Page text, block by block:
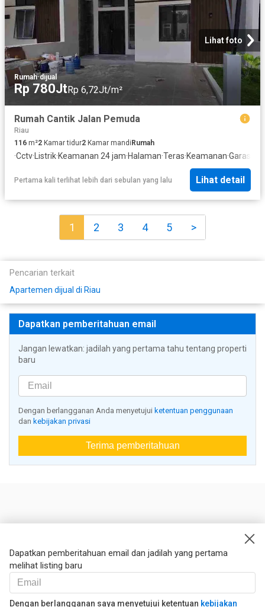
Lihat foto
Rumah·dijual
Rp 780JtRp 6,72Jt/m²
Rumah Cantik Jalan Pemuda
Riau
116 m²2 Kamar tidur2 Kamar mandiRumah
·Cctv· Listrik·Keamanan 24 jam·Halaman·Teras·Keamanan·Garasi
Pertama kali terlihat lebih dari sebulan yang lalu Lihat detail
1 2 3 4 5 >
Pencarian terkait
Apartemen dijual di Riau
Dapatkan pemberitahuan email
Jangan lewatkan: jadilah yang pertama tahu tentang properti
baru
Dengan berlangganan Anda menyetujui ketentuan penggunaan
dan kebijakan privasi
Terima pemberitahuan
Dapatkan pemberitahuan email dan jadilah yang pertama
melihat listing baru
Dengan berlangganan saya menyetujui ketentuan kebijakan
Kontak kami
Hukum
Syarat dan ketentuan
Kebijakan privasi